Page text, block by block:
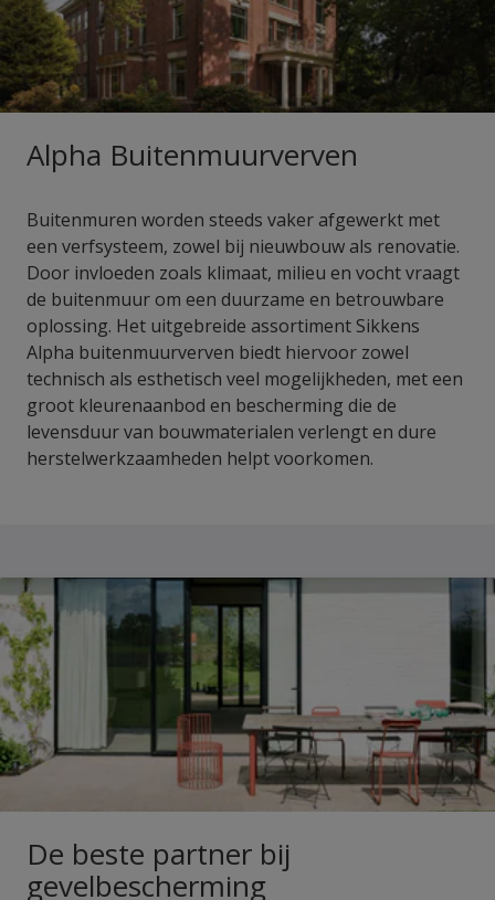
Alpha Buitenmuurverven
Buitenmuren worden steeds vaker afgewerkt met
een verfsysteem, zowel bij nieuwbouw als renovatie.
Door invloeden zoals klimaat, milieu en vocht vraagt
de buitenmuur om een duurzame en betrouwbare
oplossing. Het uitgebreide assortiment Sikkens
Alpha buitenmuurverven biedt hiervoor zowel
technisch als esthetisch veel mogelijkheden, met een
groot kleurenaanbod en bescherming die de
levensduur van bouwmaterialen verlengt en dure
herstelwerkzaamheden helpt voorkomen.
De beste partner bij
gevelbescherming